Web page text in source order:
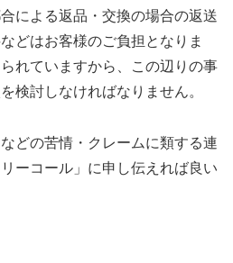
による返品・交換の場合の返送
どはお客様のご負担となりま
れていますから、この辺りの事
検討しなければなりません。
どの苦情・クレームに類する連
ーコール」に申し伝えれば良い